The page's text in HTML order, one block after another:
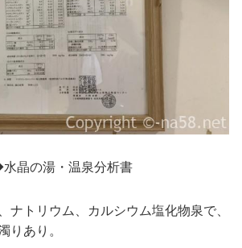
晶の湯・温泉分析書
ナトリウム、カルシウム塩化物泉で、
りあり。